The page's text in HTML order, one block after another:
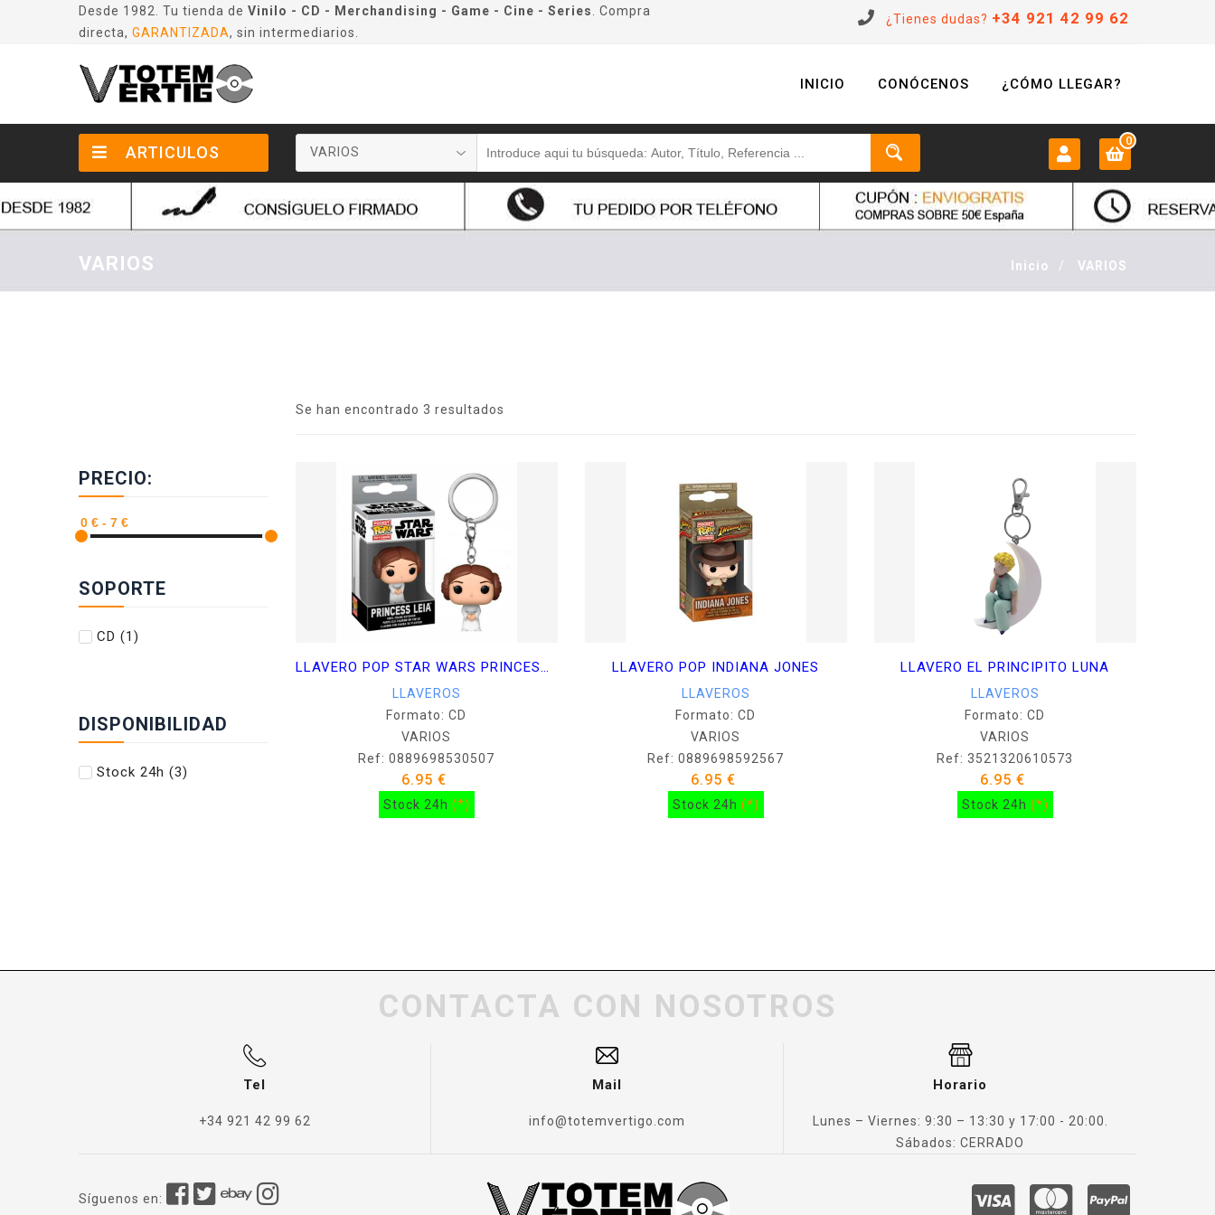
Desde 1982. Tu tienda de Vinilo - CD - Merchandising - Game - Cine - Series
. Compra
directa, GARANTIZADA, sin intermediarios.
¿Tienes dudas? +34 921 42 99 62
INICIO CONÓCENOS ¿CÓMO LLEGAR?
ARTICULOS VARIOS
MI CUENTA:
0
0 €
VARIOS Inicio / VARIOS
PRECIO:
SOPORTE
CD (1)
DISPONIBILIDAD
Stock 24h (3)
Se han encontrado 3 resultados
LLAVERO POP STAR WARS PRINCESS LEIA
LLAVEROS
Formato: CD
VARIOS
Ref: 0889698530507
6.95 €
Stock 24h (*)
LLAVERO POP INDIANA JONES
LLAVEROS
Formato: CD
VARIOS
Ref: 0889698592567
6.95 €
Stock 24h (*)
LLAVERO EL PRINCIPITO LUNA
LLAVEROS
Formato: CD
VARIOS
Ref: 3521320610573
6.95 €
Stock 24h (*)
CONTACTA CON NOSOTROS
Tel
+34 921 42 99 62
Mail
info@totemvertigo.com
Horario
Lunes – Viernes: 9:30 – 13:30 y 17:00 - 20:00.
Sábados: CERRADO
Síguenos en: